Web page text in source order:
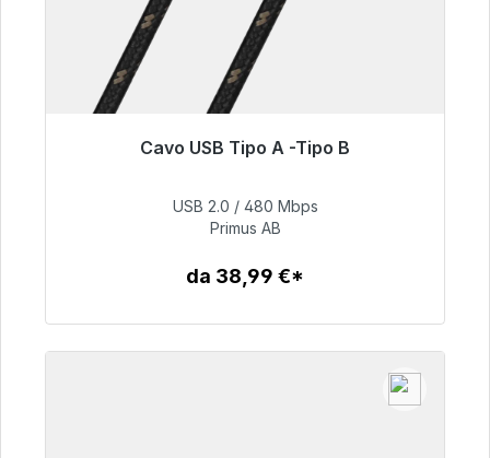
Cavo USB Tipo A -Tipo B
Pronto per la spedizione immediata, tempo di
76,99 €
USB 2.0 / 480 Mbps
Primus AB
da 38,99 €*